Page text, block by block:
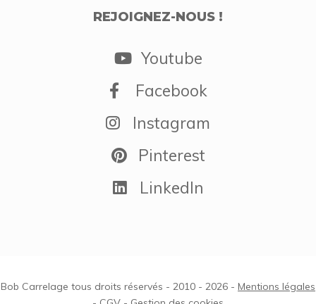
REJOIGNEZ-NOUS !
Youtube
Facebook
Instagram
Pinterest
LinkedIn
Bob Carrelage tous droits réservés - 2010 - 2026 - Mentions légales